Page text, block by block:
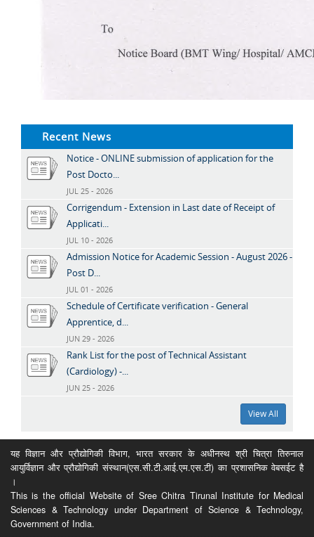
Recent News
Notice - ONLINE submission of application for the
Post Docto...
JUL 25 - 2026
Corrigendum - Extension in Last date of Receipt of
Applicati...
JUL 10 - 2026
Admission Notice for Academic Session - August 2026 -
Post D...
JUL 01 - 2026
Schedule of Certificate verification - General
Apprentice, d...
JUN 29 - 2026
Rank List for the post of Technical Assistant
(Cardiology) -...
JUN 25 - 2026
View All
यह विज्ञान और प्रौद्योगिकी विभाग, भारत सरकार के अधीनस्थ श्री चित्रा तिरुनाल
आयुर्विज्ञान और प्रौद्योगिकी संस्थान(एस.सी.टी.आई.एम.एस.टी) का प्रशासनिक वेबसईट है
।
This is the official Website of Sree Chitra Tirunal Institute for Medical
Sciences & Technology under Department of Science & Technology,
Government of India.